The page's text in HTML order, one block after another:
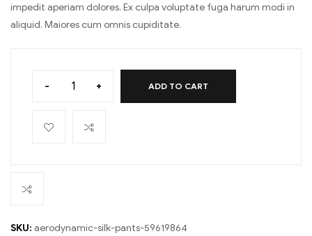
impedit aperiam dolores. Ex culpa voluptate fuga harum modi in
aliquid. Maiores cum omnis cupiditate.
- + ADD TO CART
SKU: aerodynamic-silk-pants-59619864